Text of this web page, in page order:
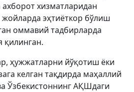
хизматларидан
эҳтиёткор бўлиш
оммавий тадбирларда
қилинган.
ҳужжатларни йўқотиш ёки
келган тақдирда маҳаллий
Ўзбекистоннинг АҚШдаги